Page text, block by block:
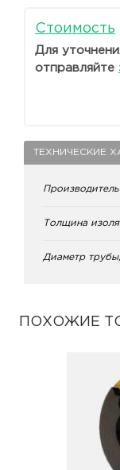
Стоимость
Для
отправляйте
ТЕХНИЧЕСКИЕ
Производитель
Толщина
Диаметр
ПОХОЖИЕ